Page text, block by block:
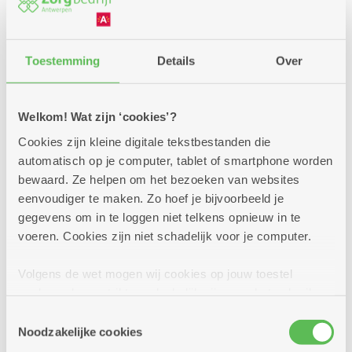
Toestemming Details Over
Welkom! Wat zijn ‘cookies’?
Cookies zijn kleine digitale tekstbestanden die
automatisch op je computer, tablet of smartphone worden
bewaard. Ze helpen om het bezoeken van websites
eenvoudiger te maken. Zo hoef je bijvoorbeeld je
gegevens om in te loggen niet telkens opnieuw in te
voeren. Cookies zijn niet schadelijk voor je computer.
Volgens de wet mogen wij cookies op jouw toestel
cookies hebben we jouw toestemming nodig. Sommige
cookies worden geplaatst door derde partijen die een
Noodzakelijke cookies
In het dienstencentrum kunt u terecht voor
een lekkere maaltijd, ontspanning,
informatie ... en ook voor uw aanvraag
voorthuisdiensten . Dit zijn enkele van de
vele mogelijkheden: